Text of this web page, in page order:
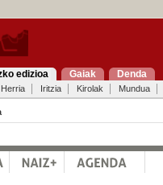
edizioa Gaiak Denda
Iritzia Kirolak Mundua